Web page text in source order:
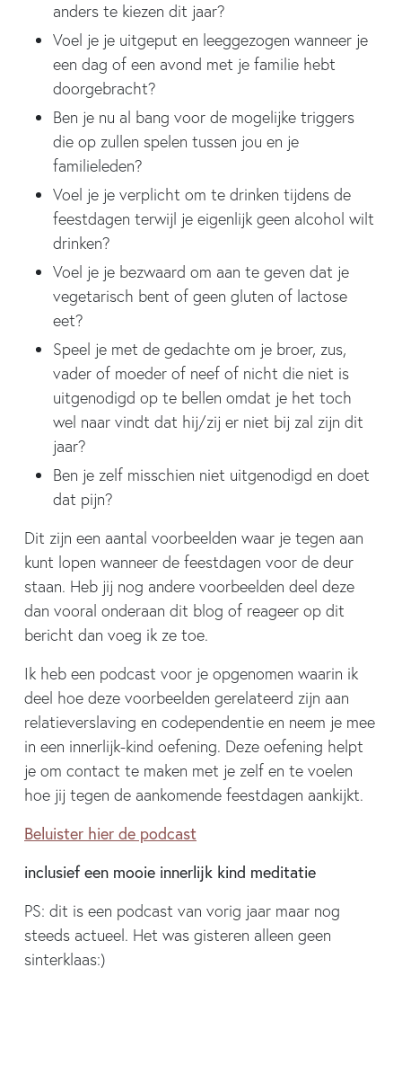
anders te kiezen dit jaar?
Voel je je uitgeput en leeggezogen wanneer je
een dag of een avond met je familie hebt
doorgebracht?
Ben je nu al bang voor de mogelijke triggers
die op zullen spelen tussen jou en je
familieleden?
Voel je je verplicht om te drinken tijdens de
feestdagen terwijl je eigenlijk geen alcohol wilt
drinken?
Voel je je bezwaard om aan te geven dat je
vegetarisch bent of geen gluten of lactose
eet?
Speel je met de gedachte om je broer, zus,
vader of moeder of neef of nicht die niet is
uitgenodigd op te bellen omdat je het toch
wel naar vindt dat hij/zij er niet bij zal zijn dit
jaar?
Ben je zelf misschien niet uitgenodigd en doet
dat pijn?
Dit zijn een aantal voorbeelden waar je tegen aan
kunt lopen wanneer de feestdagen voor de deur
staan. Heb jij nog andere voorbeelden deel deze
dan vooral onderaan dit blog of reageer op dit
bericht dan voeg ik ze toe.
Ik heb een podcast voor je opgenomen waarin ik
deel hoe deze voorbeelden gerelateerd zijn aan
relatieverslaving en codependentie en neem je mee
in een innerlijk-kind oefening. Deze oefening helpt
je om contact te maken met je zelf en te voelen
hoe jij tegen de aankomende feestdagen aankijkt.
Beluister hier de podcast
inclusief een mooie innerlijk kind meditatie
PS: dit is een podcast van vorig jaar maar nog
steeds actueel. Het was gisteren alleen geen
sinterklaas:)